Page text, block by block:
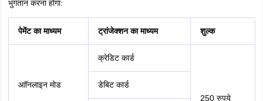
भुगतान करना होगा:
पेमेंट का माध्यम ट्रांजेक्शन का माध्यम शुल्क
आॉनलाइन मोड
क्रेडिट कार्ड
250 रुपये
डेबिट कार्ड